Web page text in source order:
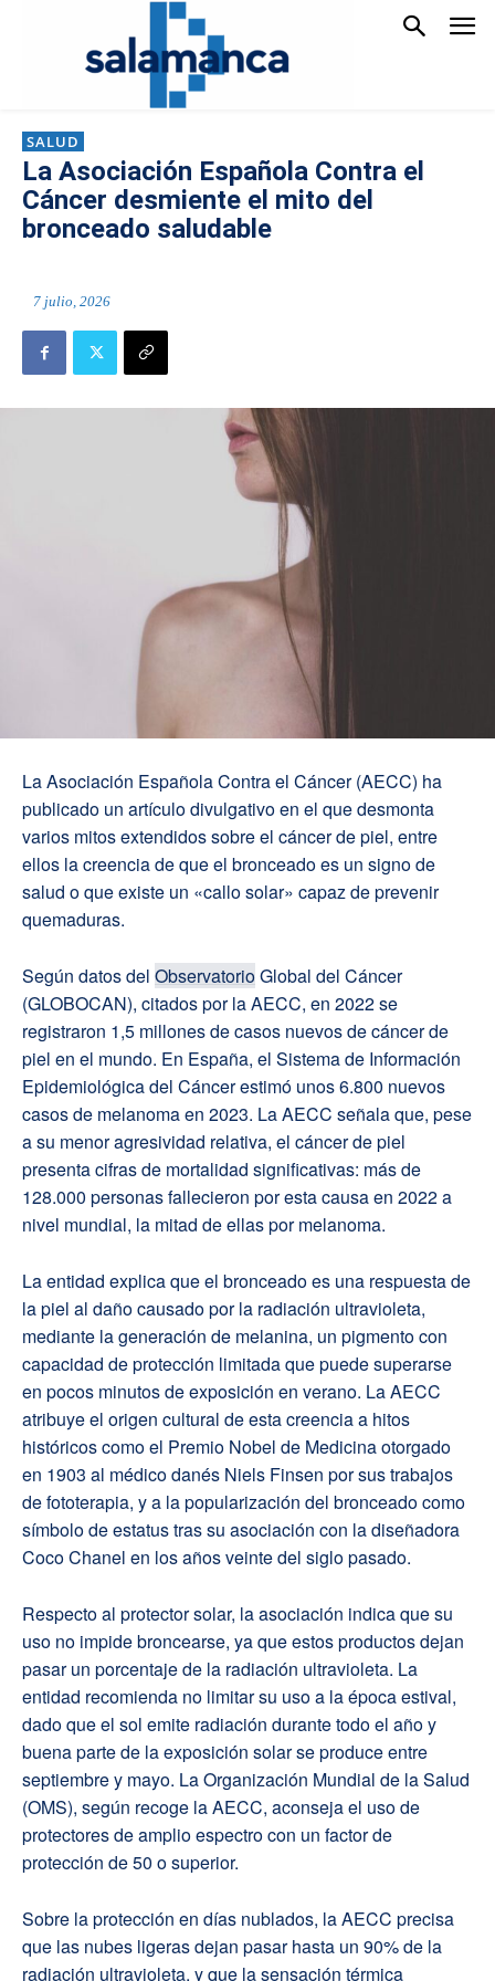
SALUD
La Asociación Española Contra el
Cáncer desmiente el mito del
bronceado saludable
7 julio, 2026
La Asociación Española Contra el Cáncer (AECC) ha
publicado un artículo divulgativo en el que desmonta
varios mitos extendidos sobre el cáncer de piel, entre
ellos la creencia de que el bronceado es un signo de
salud o que existe un «callo solar» capaz de prevenir
quemaduras.
Según datos del ObservatorioGlobal del Cáncer
(GLOBOCAN), citados por la AECC, en 2022 se
registraron 1,5 millones de casos nuevos de cáncer de
piel en el mundo. En España, el Sistema de Información
Epidemiológica del Cáncer estimó unos 6.800 nuevos
casos de melanoma en 2023. La AECC señala que, pese
a su menor agresividad relativa, el cáncer de piel
presenta cifras de mortalidad significativas: más de
128.000 personas fallecieron por esta causa en 2022 a
nivel mundial, la mitad de ellas por melanoma.
La entidad explica que el bronceado es una respuesta de
la piel al daño causado por la radiación ultravioleta,
mediante la generación de melanina, un pigmento con
capacidad de protección limitada que puede superarse
en pocos minutos de exposición en verano. La AECC
atribuye el origen cultural de esta creencia a hitos
históricos como el Premio Nobel de Medicina otorgado
en 1903 al médico danés Niels Finsen por sus trabajos
de fototerapia, y a la popularización del bronceado como
símbolo de estatus tras su asociación con la diseñadora
Coco Chanel en los años veinte del siglo pasado.
Respecto al protector solar, la asociación indica que su
uso no impide broncearse, ya que estos productos dejan
pasar un porcentaje de la radiación ultravioleta. La
entidad recomienda no limitar su uso a la época estival,
dado que el sol emite radiación durante todo el año y
buena parte de la exposición solar se produce entre
septiembre y mayo. La Organización Mundial de la Salud
(OMS), según recoge la AECC, aconseja el uso de
protectores de amplio espectro con un factor de
protección de 50 o superior.
Sobre la protección en días nublados, la AECC precisa
que las nubes ligeras dejan pasar hasta un 90% de la
radiación ultravioleta, y que la sensación térmica